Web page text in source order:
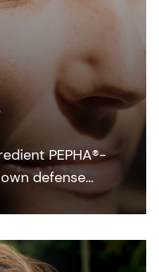
PEPHA®-
defense
of blue light